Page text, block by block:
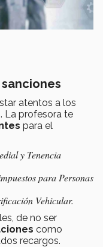
atentos a los
La profesora te
para el
y Tenencia
para Personas
Vehicular.
de no ser
como
recargos.